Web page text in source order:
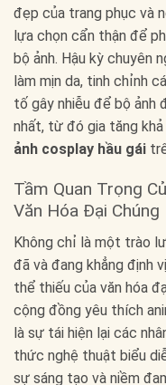
đẹp của trang phục và
lựa chọn cẩn thận để
bộ ảnh. Hậu kỳ chuyên
làm mịn da, tinh chỉnh
tố gây nhiễu để bộ ảnh
nhất, từ đó gia tăng
ảnh cosplay hầu gái
Tầm Quan Trọng
Văn Hóa Đại Chúng
Không chỉ là một trào
đã và đang khẳng định
thể thiếu của văn hóa
cộng đồng yêu thích
là sự tái hiện lại các
thức nghệ thuật biểu
sự sáng tạo và niềm